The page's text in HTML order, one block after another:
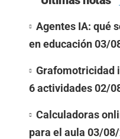
Agentes IA: qué
en educación03/
Grafomotricidad
6 actividades02/
Calculadoras
para el aula 03/